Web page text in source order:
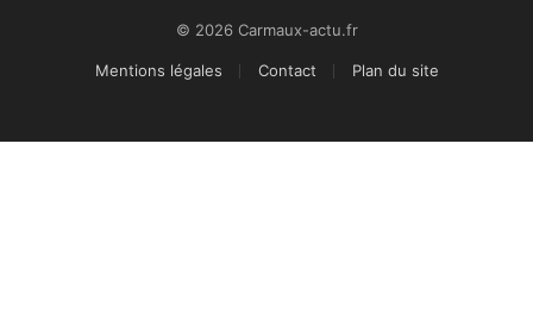
© 2026 Carmaux-actu.fr
Mentions légales Contact Plan du site